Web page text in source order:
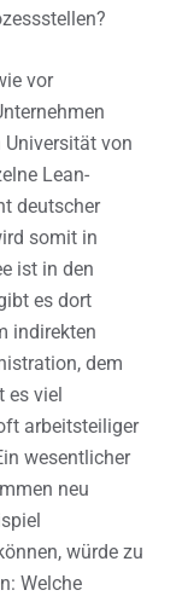
vor
Universität von
Lean-
deutscher
somit in
ist in den
es dort
indirekten
dem
es viel
arbeitsteiliger
wesentlicher
neu
würde zu
Welche